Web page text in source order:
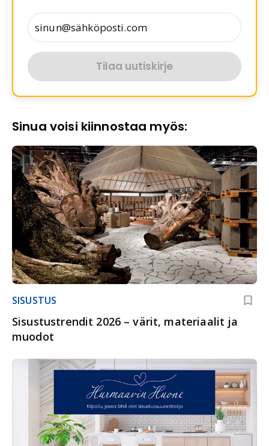
Tilaa uutiskirje
Sinua voisi kiinnostaa myös:
SISUSTUS
Sisustustrendit 2026 – värit, materiaalit ja
muodot